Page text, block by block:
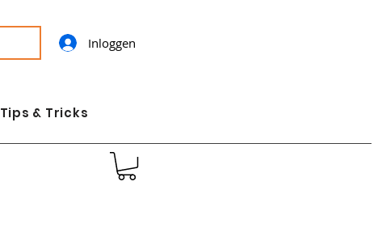
Inloggen
Tips & Tricks